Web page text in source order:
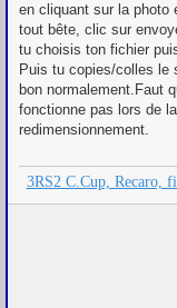
s
a
g
e
en cliquant sur la photo
tout bête, clic sur
tu choisis ton fichier
Puis tu copies/colles le
bon normalement.Faut
fonctionne pas lors de
redimensionnement.
3RS2 C.Cup, Recaro,